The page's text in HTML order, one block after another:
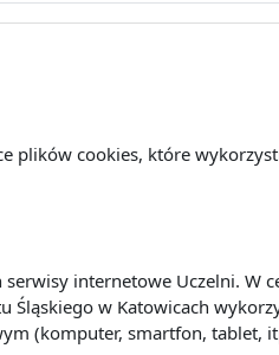
plików cookies, które
internetowe Uczelni. W
w Katowicach
(komputer, smartfon, tablet,